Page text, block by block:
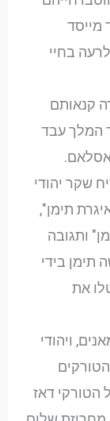
מייסד
בחיי
קנאותם
המוסלמים, ובשנת 1165 גזר המלך עבד
שקר יהודי
תימן",
ותגובה
בשנת 1174 נכבשה תימן בידי
את
ויהודי
גזר המושל הטורקי דאז